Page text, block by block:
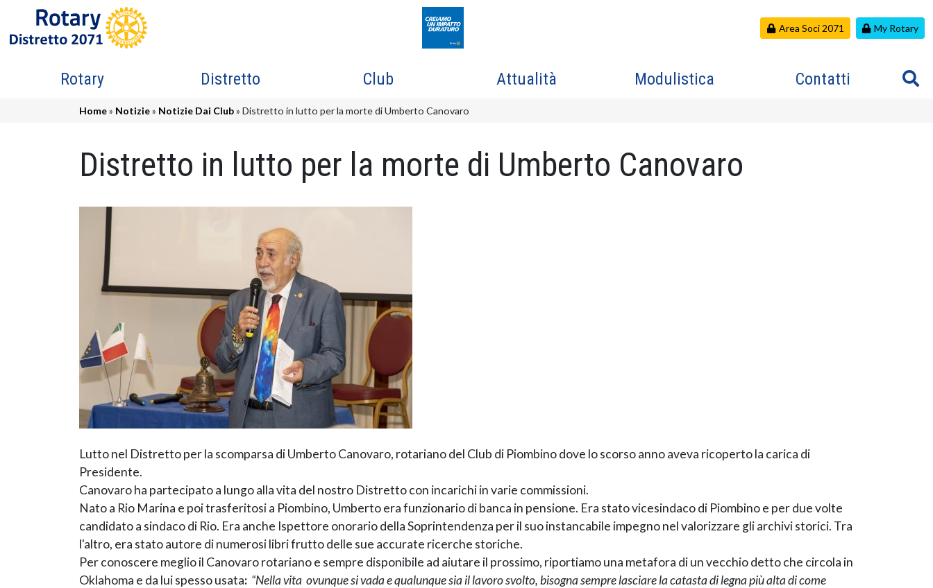
Salta al contenuto principale
Area Soci 2071 My Rotary
Navigazione principale
Rotary Distretto Club Attualità Modulistica Contatti
Briciole di pane
Home Notizie Notizie Dai Club Distretto in lutto per la morte di Umberto Canovaro
Distretto in lutto per la morte di Umberto Canovaro
Lutto nel Distretto per la scomparsa di Umberto Canovaro, rotariano del Club di Piombino dove lo scorso anno aveva ricoperto la carica di
Presidente.
Canovaro ha partecipato a lungo alla vita del nostro Distretto con incarichi in varie commissioni.
Nato a Rio Marina e poi trasferitosi a Piombino, Umberto era funzionario di banca in pensione. Era stato vicesindaco di Piombino e per due volte
candidato a sindaco di Rio. Era anche Ispettore onorario della Soprintendenza per il suo instancabile impegno nel valorizzare gli archivi storici. Tra
l'altro, era stato autore di numerosi libri frutto delle sue accurate ricerche storiche.
Per conoscere meglio il Canovaro rotariano e sempre disponibile ad aiutare il prossimo, riportiamo una metafora di un vecchio detto che circola in
Oklahoma e da lui spesso usata: “Nella vita ovunque si vada e qualunque sia il lavoro svolto, bisogna sempre lasciare la catasta di legna più alta di come